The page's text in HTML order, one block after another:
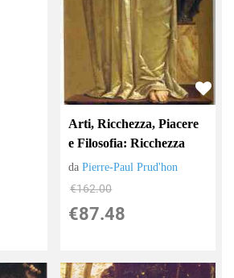
Arti, Ricchezza, Piacere
e Filosofia: Ricchezza
daPierre-Paul Prud'hon
€162.00
€87.48